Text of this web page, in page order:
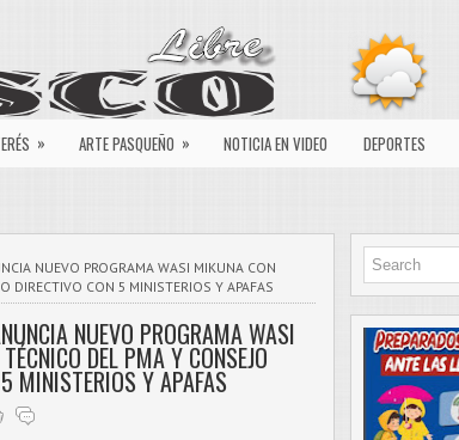
» ARTE PASQUEÑO » NOTICIA EN VIDEO DEPORTES
NUEVO PROGRAMA WASI MIKUNA CON
DIRECTIVO CON 5 MINISTERIOS Y APAFAS
NUEVO PROGRAMA WASI
DEL PMA Y CONSEJO
MINISTERIOS Y APAFAS